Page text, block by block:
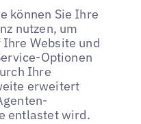
können Sie Ihre
nutzen, um
Ihre Website und
Optionen
Ihre
erweitert
entlastet wird.